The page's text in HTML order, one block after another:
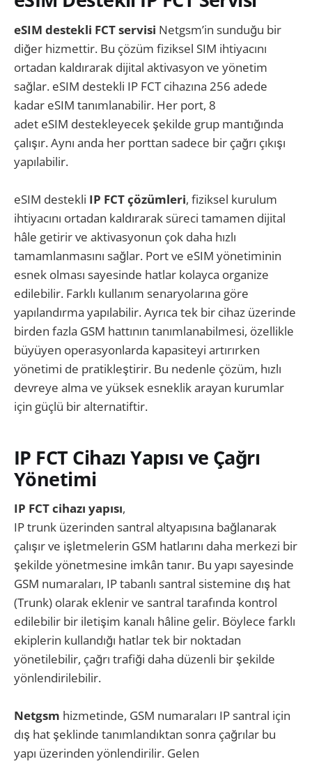
eSIM destekli FCT servisi Netgsm’in sunduğu bir
diğer hizmettir. Bu çözüm fiziksel SIM ihtiyacını
ortadan kaldırarak dijital aktivasyon ve yönetim
sağlar. eSIM destekli IP FCT cihazına 256 adede
kadar eSIM tanımlanabilir. Her port, 8
adet eSIM destekleyecek şekilde grup mantığında
çalışır. Aynı anda her porttan sadece bir çağrı çıkışı
yapılabilir.
eSIM destekli IP FCTçözümleri, fiziksel kurulum
ihtiyacını ortadan kaldırarak süreci tamamen dijital
hâle getirir ve aktivasyonun çok daha hızlı
tamamlanmasını sağlar. Port ve eSIM yönetiminin
esnek olması sayesinde hatlar kolayca organize
edilebilir. Farklı kullanım senaryolarına göre
yapılandırma yapılabilir. Ayrıca tek bir cihaz üzerinde
birden fazla GSM hattının tanımlanabilmesi, özellikle
büyüyen operasyonlarda kapasiteyi artırırken
yönetimi de pratikleştirir. Bu nedenle çözüm, hızlı
devreye alma ve yüksek esneklik arayan kurumlar
için güçlü bir alternatiftir.
IP FCT Cihazı Yapısı ve Çağrı
Yönetimi
IP FCT cihazı yapısı,
IP trunk üzerinden santral altyapısına bağlanarak
çalışır ve işletmelerin GSM hatlarını daha merkezi bir
şekilde yönetmesine imkân tanır. Bu yapı sayesinde
GSM numaraları, IP tabanlı santral sistemine dış hat
(Trunk) olarak eklenir ve santral tarafında kontrol
edilebilir bir iletişim kanalı hâline gelir. Böylece farklı
ekiplerin kullandığı hatlar tek bir noktadan
yönetilebilir, çağrı trafiği daha düzenli bir şekilde
yönlendirilebilir.
Netgsm hizmetinde, GSM numaraları IP santral için
dış hat şeklinde tanımlandıktan sonra çağrılar bu
yapı üzerinden yönlendirilir. Gelen